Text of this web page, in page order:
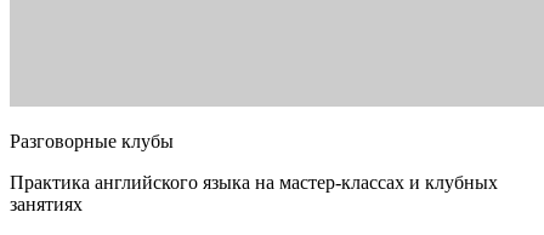
Разговорные клубы
Практика английского языка на мастер-классах и клубных
занятиях